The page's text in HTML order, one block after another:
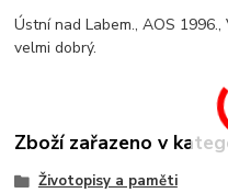
Ústní nad Labem., AOS
velmi dobrý.
Zboží zařazeno v
Životopisy a paměti